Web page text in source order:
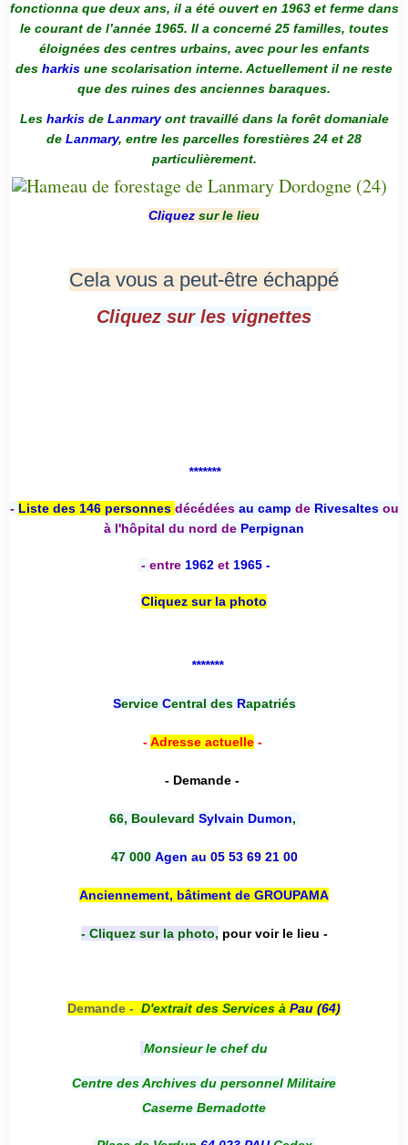
fonctionna que deux ans, il a été ouvert en 1963 et ferme dans
le courant de l’année 1965. Il a concerné 25 familles, toutes
éloignées des centres urbains, avec pour les enfants
des harkis une scolarisation interne. Actuellement il ne reste
que des ruines des anciennes baraques.
Les harkis de Lanmaryont travaillé dans la forêt domaniale
de Lanmary, entre les parcelles forestières 24 et 28
particulièrement.
Cliquez sur le lieu
Cela vous a peut-être échappé
Cliquez sur les vignettes
*******
- Liste des 146 personnes décédées au camp deRivesaltesou
à l'hôpital du nord de Perpignan
- entre 1962 et 1965 -
Cliquez sur la photo
*******
Service Central desRapatriés
-Adresse actuelle-
- Demande -
66, Boulevard Sylvain Dumon,
47 000 Agen au 05 53 69 21 00
Anciennement, bâtiment de GROUPAMA
- Cliquez sur la photo, pour voir le lieu -
Demande - D'extrait des Services à Pau (64)
Monsieur le chef du
Centre des Archives du personnel Militaire
Caserne Bernadotte